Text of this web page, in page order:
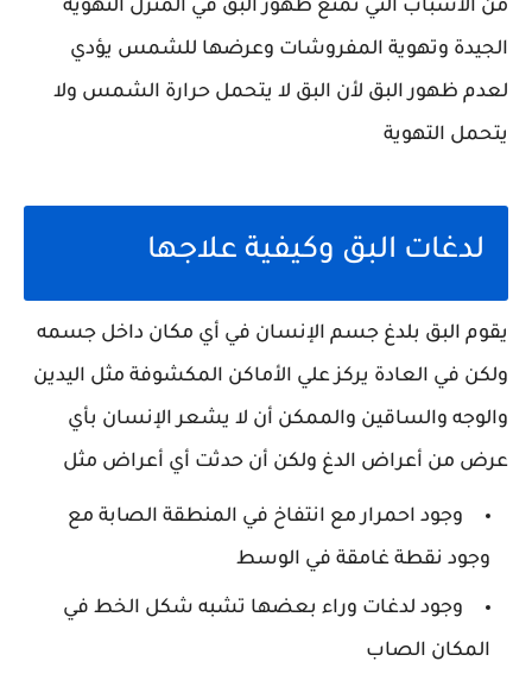
من الأسباب التي تمنع ظهور البق في المنزل التهوية
الجيدة وتهوية المفروشات وعرضها للشمس يؤدي
لعدم ظهور البق لأن البق لا يتحمل حرارة الشمس ولا
يتحمل التهوية
لدغات البق وكيفية علاجها
يقوم البق بلدغ جسم الإنسان في أي مكان داخل جسمه
ولكن في العادة يركز علي الأماكن المكشوفة مثل اليدين
والوجه والساقين والممكن أن لا يشعر الإنسان بأي
عرض من أعراض الدغ ولكن أن حدثت أي أعراض مثل
وجود احمرار مع انتفاخ في المنطقة الصابة مع
وجود نقطة غامقة في الوسط
وجود لدغات وراء بعضها تشبه شكل الخط في
المكان الصاب